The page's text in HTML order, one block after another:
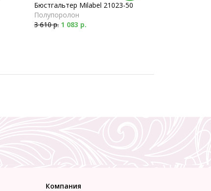
Бюстгальтер Milabel 21023-50
Полупоролон
3 610 р. 1 083 р.
Компания